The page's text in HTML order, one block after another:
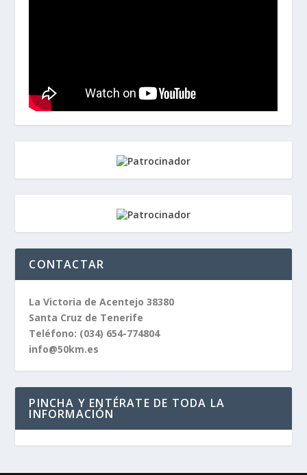
CONTACTAR
La Victoria de Acentejo 38380
Santa Cruz de Tenerife
Teléfono: (034) 654-774804
info@50km.es
PINCHA Y ENTÉRATE DE TODA LA
INFORMACIÓN